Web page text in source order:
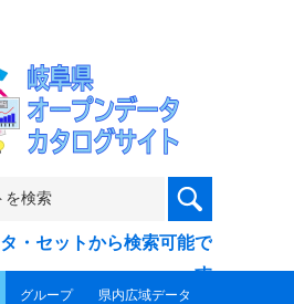
・セットから検索可能で
す
グループ 県内広域データ